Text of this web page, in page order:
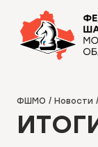
Перейти
содержимому
ФШМО / Новости /